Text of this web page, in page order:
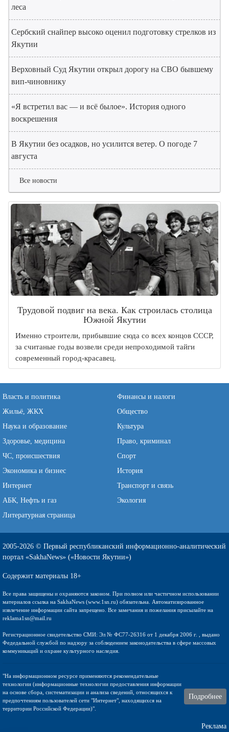
леса
Сербский снайпер высоко оценил подготовку стрелков из
Якутии
Верховный Суд Якутии открыл дорогу на СВО бывшему
вип-чиновнику
«Я встретил вас — и всё былое». История одного
воскрешения
В Якутии без осадков, но усилится ветер. О погоде 7
августа
Все новости
Трудовой подвиг на века. Как строилась столица
Южной Якутии
Именно строители, прибывшие сюда со всех концов СССР,
за считаные годы возвели среди непроходимой тайги
современный город-красавец.
Власть и политика
Финансы и налоги
Жильё, ЖКХ
Общество
Наука и образование
Культура
Здоровье, медицина
Право, криминал
ЧС, происшествия
Спорт
Экономика и бизнес
История
Интернет
Транспорт и связь
АБК, Нефть и газ
Экология
Литературная страница
2005-2026 © Первый республиканский информационно-аналитический
портал «SakhaNews» («Новости Якутии»)
Содержит материалы 18+
Все права защищены и охраняются законом. При полном или частичном использовании
материалов ссылка на SakhaNews (www.1sn.ru) обязательна. Автоматизированное
извлечение информации сайта запрещено. Все замечания и пожелания присылайте на
reklama1sn@mail.ru
Регистрационное свидетельство СМИ: Эл № ФС77-26316 от 1 декабря 2006 г. , выдано
Федедальной службой по надзору за соблюдением законодательства в сфере массовых
коммуникаций и охране культурного наследия.
"На информационном ресурсе применяются рекомендательные
технологии (информационные технологии предоставления информации
на основе сбора, систематизации и анализа сведений, относящихся к
предпочтениям пользователей сети "Интернет", находящихся на
территории Российской Федерации)".
Подробнее
Реклама